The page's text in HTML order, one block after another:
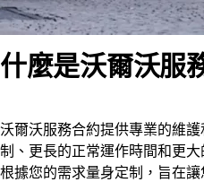
什麼是沃爾沃服
沃爾沃服務合約提供專業的維
制、更長的正常運作時間和更
根據您的需求量身定制，旨在